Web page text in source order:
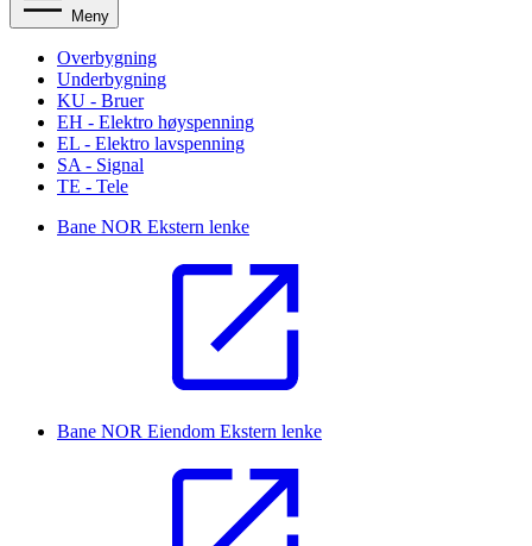
Meny
Overbygning
Underbygning
KU - Bruer
EH - Elektro høyspenning
EL - Elektro lavspenning
SA - Signal
TE - Tele
Bane NOR Ekstern lenke
Bane NOR Eiendom Ekstern lenke